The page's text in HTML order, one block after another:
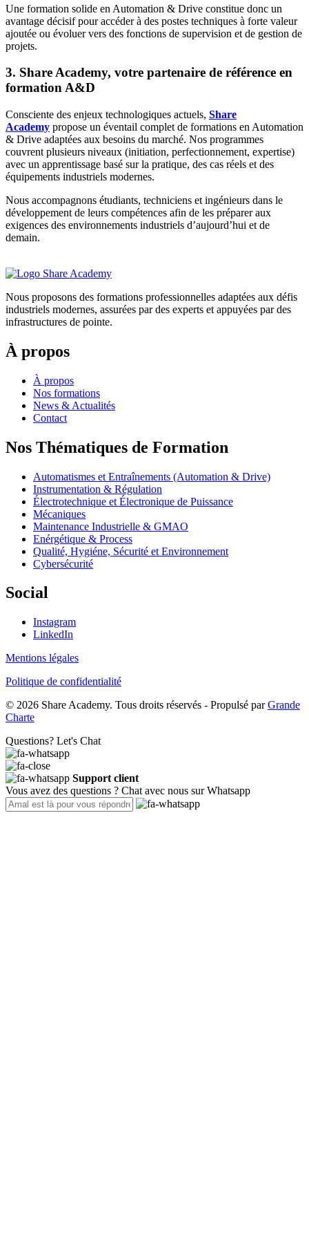
Une formation solide en Automation & Drive constitue donc un
avantage décisif pour accéder à des postes techniques à forte valeur
ajoutée ou évoluer vers des fonctions de supervision et de gestion de
projets.
3. Share Academy, votre partenaire de référence en
formation A&D
Consciente des enjeux technologiques actuels, Share
Academy propose un éventail complet de formations en Automation
& Drive adaptées aux besoins du marché. Nos programmes
couvrent plusieurs niveaux (initiation, perfectionnement, expertise)
avec un apprentissage basé sur la pratique, des cas réels et des
équipements industriels modernes.
Nous accompagnons étudiants, techniciens et ingénieurs dans le
développement de leurs compétences afin de les préparer aux
exigences des environnements industriels d’aujourd’hui et de
demain.
Nous proposons des formations professionnelles adaptées aux défis
industriels modernes, assurées par des experts et appuyées par des
infrastructures de pointe.
À propos
À propos
Nos formations
News & Actualités
Contact
Nos Thématiques de Formation
Automatismes et Entraînements (Automation & Drive)
Instrumentation & Régulation
Électrotechnique et Électronique de Puissance
Mécaniques
Maintenance Industrielle & GMAO
Enérgétique & Process
Qualité, Hygiéne, Sécurité et Environnement
Cybersécurité
Social
Instagram
LinkedIn
Mentions légales
Politique de confidentialité
© 2026 Share Academy. Tous droits réservés - Propulsé parGrande
Charte
Questions? Let's Chat
Support client
Vous avez des questions ? Chat avec nous sur Whatsapp